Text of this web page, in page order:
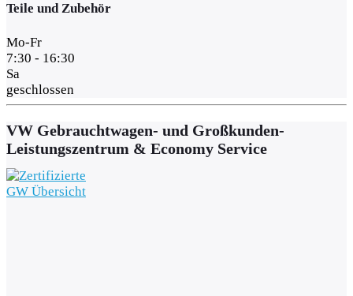
Teile und Zubehör
Mo-Fr
7:30 - 16:30
Sa
geschlossen
VW Gebrauchtwagen- und Großkunden-
Leistungszentrum & Economy Service